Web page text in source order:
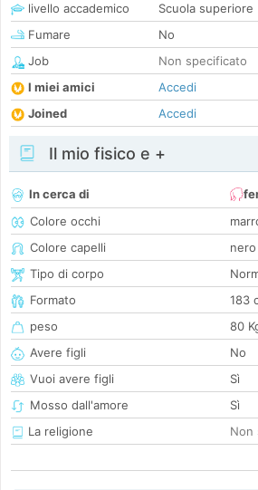
livello accademico
Scuola superiore
Fumare
No
Job
Non specificato
I miei amici
Accedi
Joined
Accedi
Il mio fisico e +
In cerca di
Colore occhi
Colore capelli
nero
Tipo di corpo
Formato
183
peso
80
Avere figli
No
Vuoi avere figli
Sì
Mosso dall'amore
Sì
La religione
Non